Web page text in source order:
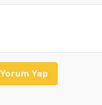
Yorum Yap